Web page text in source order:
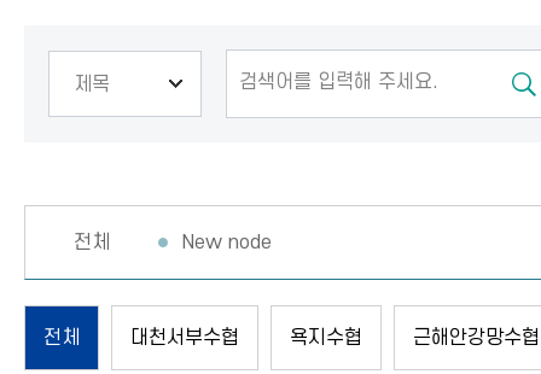
전체 New node
전체 대천서부수협 욕지수협 근해안강망수협